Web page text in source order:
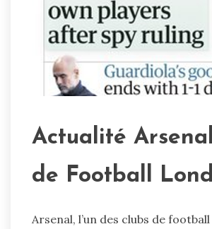
Actualité
de Football
Arsenal, l’un des clubs de